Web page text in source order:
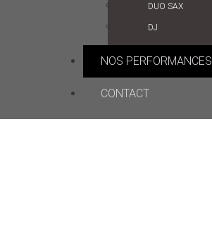
DUO SAX
DJ
NOS PERFORMANCES
CONTACT